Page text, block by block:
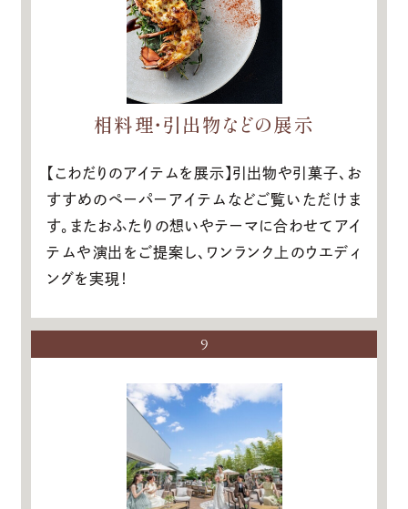
相料理・引出物などの展示
【こわだりのアイテムを展示】引出物や引菓子、お
すすめのペーパーアイテムなどご覧いただけま
す。またおふたりの想いやテーマに合わせてアイ
テムや演出をご提案し、ワンランク上のウエディ
ングを実現！
9